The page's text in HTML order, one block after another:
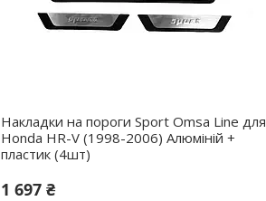
Накладки на пороги Sport Omsa Line для
Honda HR-V (1998-2006) Алюміній +
пластик (4шт)
1 697 ₴